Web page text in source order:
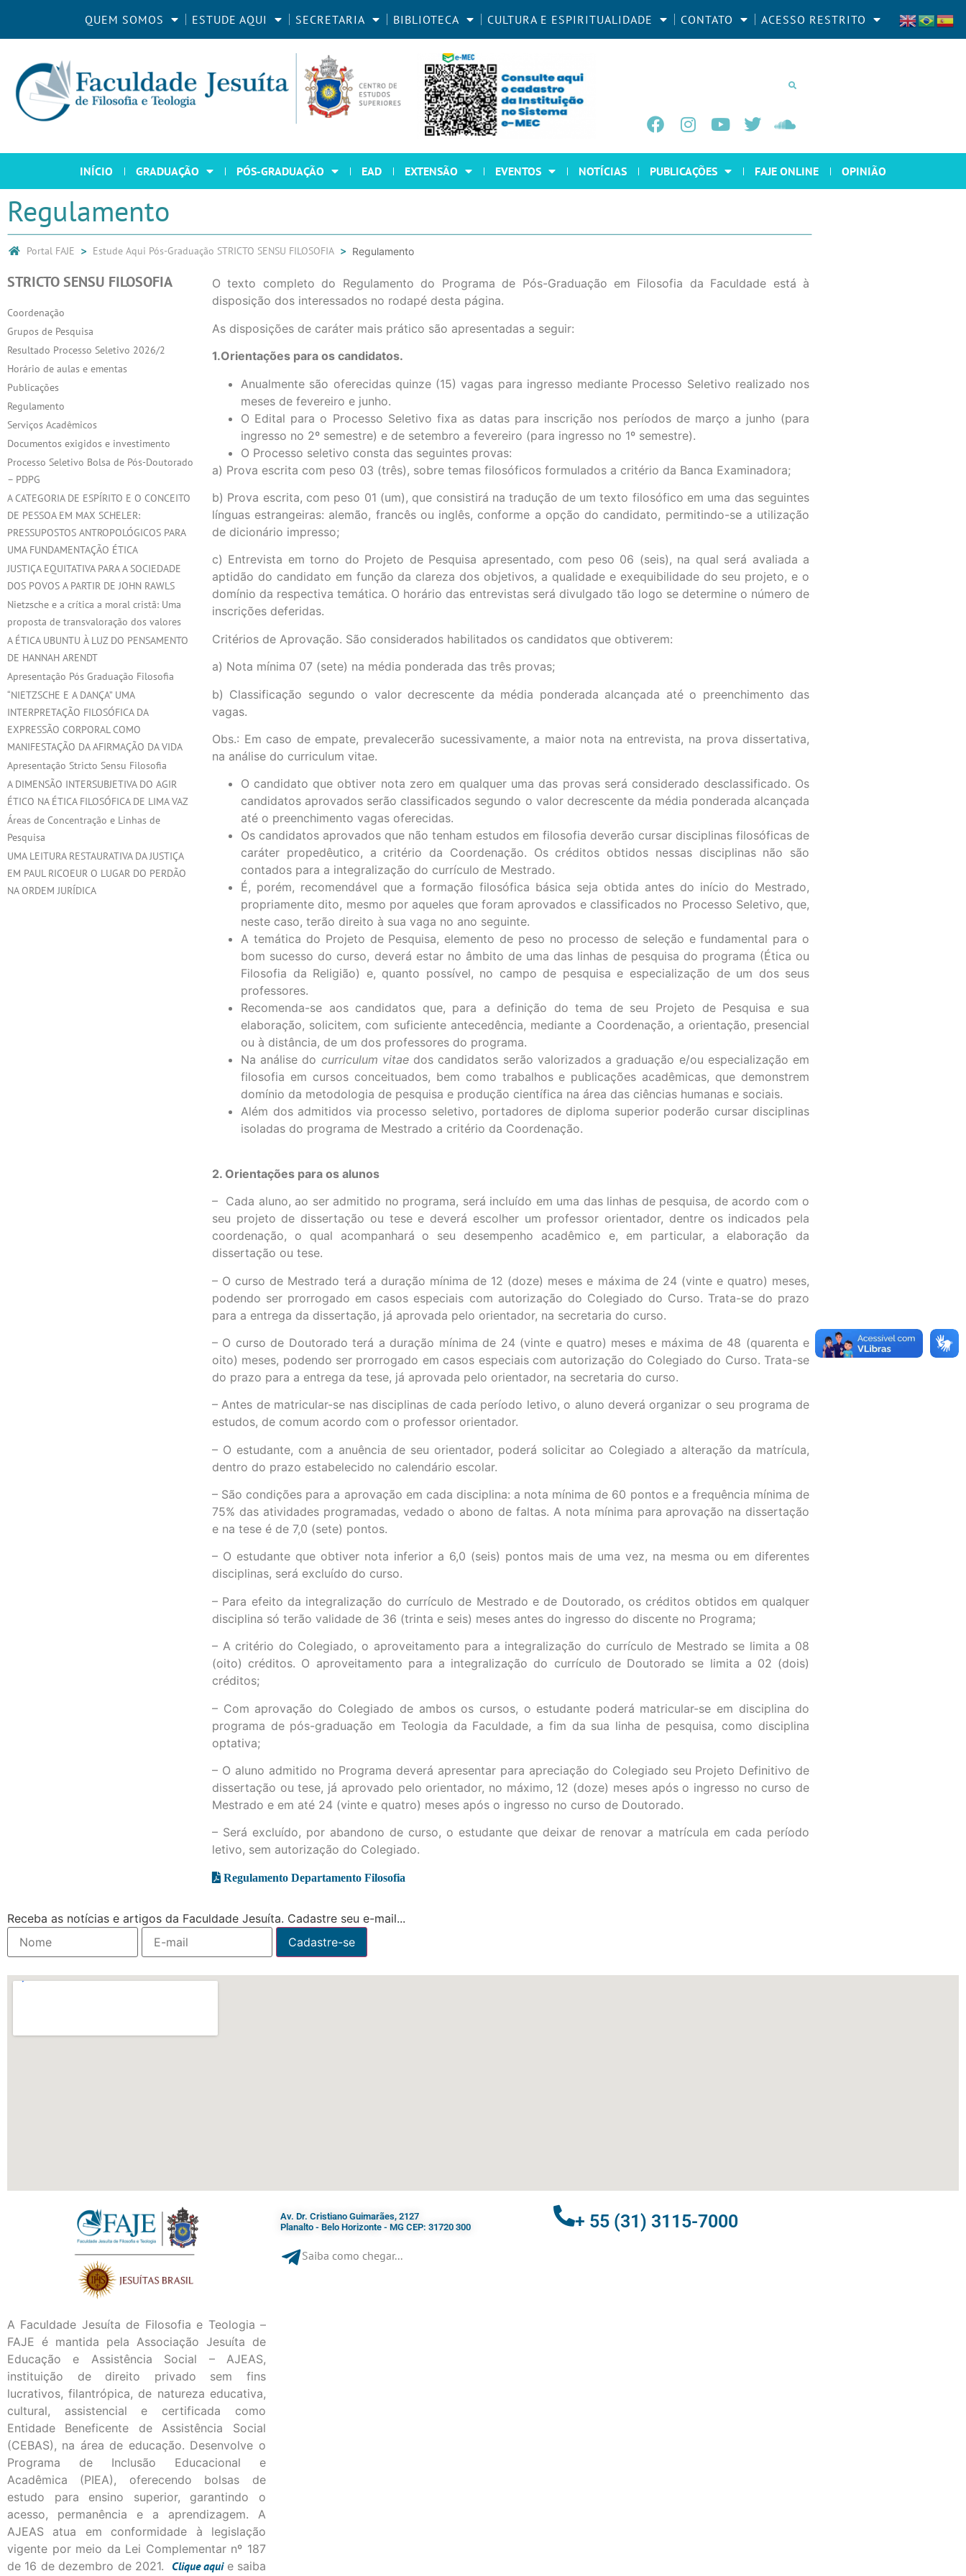
QUEM SOMOS ESTUDE AQUI SECRETARIA BIBLIOTECA CULTURA E ESPIRITUALIDADE CONTATO ACESSO RESTRITO
INÍCIO GRADUAÇÃO PÓS-GRADUAÇÃO EAD EXTENSÃO EVENTOS NOTÍCIAS PUBLICAÇÕES FAJE ONLINE OPINIÃO
Regulamento
Portal FAJE Estude Aqui Pós-Graduação STRICTO SENSU FILOSOFIA Regulamento
STRICTO SENSU FILOSOFIA
Coordenação
Grupos de Pesquisa
Resultado Processo Seletivo 2026/2
Horário de aulas e ementas
Publicações
Regulamento
Serviços Acadêmicos
Documentos exigidos e investimento
Processo Seletivo Bolsa de Pós-Doutorado
– PDPG
A CATEGORIA DE ESPÍRITO E O CONCEITO
DE PESSOA EM MAX SCHELER:
PRESSUPOSTOS ANTROPOLÓGICOS PARA
UMA FUNDAMENTAÇÃO ÉTICA
JUSTIÇA EQUITATIVA PARA A SOCIEDADE
DOS POVOS A PARTIR DE JOHN RAWLS
Nietzsche e a crítica a moral cristã: Uma
proposta de transvaloração dos valores
A ÉTICA UBUNTU À LUZ DO PENSAMENTO
DE HANNAH ARENDT
Apresentação Pós Graduação Filosofia
“NIETZSCHE E A DANÇA” UMA
INTERPRETAÇÃO FILOSÓFICA DA
EXPRESSÃO CORPORAL COMO
MANIFESTAÇÃO DA AFIRMAÇÃO DA VIDA
Apresentação Stricto Sensu Filosofia
A DIMENSÃO INTERSUBJETIVA DO AGIR
ÉTICO NA ÉTICA FILOSÓFICA DE LIMA VAZ
Áreas de Concentração e Linhas de
Pesquisa
UMA LEITURA RESTAURATIVA DA JUSTIÇA
EM PAUL RICOEUR O LUGAR DO PERDÃO
NA ORDEM JURÍDICA
O texto completo do Regulamento do Programa de Pós-Graduação em Filosofia da Faculdade está à
disposição dos interessados no rodapé desta página.
As disposições de caráter mais prático são apresentadas a seguir:
1.Orientações para os candidatos.
Anualmente são oferecidas quinze (15) vagas para ingresso mediante Processo Seletivo realizado nos
meses de fevereiro e junho.
O Edital para o Processo Seletivo fixa as datas para inscrição nos períodos de março a junho (para
ingresso no 2º semestre) e de setembro a fevereiro (para ingresso no 1º semestre).
O Processo seletivo consta das seguintes provas:
a) Prova escrita com peso 03 (três), sobre temas filosóficos formulados a critério da Banca Examinadora;
b) Prova escrita, com peso 01 (um), que consistirá na tradução de um texto filosófico em uma das seguintes
línguas estrangeiras: alemão, francês ou inglês, conforme a opção do candidato, permitindo-se a utilização
de dicionário impresso;
c) Entrevista em torno do Projeto de Pesquisa apresentado, com peso 06 (seis), na qual será avaliada a
aptidão do candidato em função da clareza dos objetivos, a qualidade e exequibilidade do seu projeto, e o
domínio da respectiva temática. O horário das entrevistas será divulgado tão logo se determine o número de
inscrições deferidas.
Critérios de Aprovação. São considerados habilitados os candidatos que obtiverem:
a) Nota mínima 07 (sete) na média ponderada das três provas;
b) Classificação segundo o valor decrescente da média ponderada alcançada até o preenchimento das
vagas.
Obs.: Em caso de empate, prevalecerão sucessivamente, a maior nota na entrevista, na prova dissertativa,
na análise do curriculum vitae.
O candidato que obtiver nota zero em qualquer uma das provas será considerado desclassificado. Os
candidatos aprovados serão classificados segundo o valor decrescente da média ponderada alcançada
até o preenchimento vagas oferecidas.
Os candidatos aprovados que não tenham estudos em filosofia deverão cursar disciplinas filosóficas de
caráter propedêutico, a critério da Coordenação. Os créditos obtidos nessas disciplinas não são
contados para a integralização do currículo de Mestrado.
É, porém, recomendável que a formação filosófica básica seja obtida antes do início do Mestrado,
propriamente dito, mesmo por aqueles que foram aprovados e classificados no Processo Seletivo, que,
neste caso, terão direito à sua vaga no ano seguinte.
A temática do Projeto de Pesquisa, elemento de peso no processo de seleção e fundamental para o
bom sucesso do curso, deverá estar no âmbito de uma das linhas de pesquisa do programa (Ética ou
Filosofia da Religião) e, quanto possível, no campo de pesquisa e especialização de um dos seus
professores.
Recomenda-se aos candidatos que, para a definição do tema de seu Projeto de Pesquisa e sua
elaboração, solicitem, com suficiente antecedência, mediante a Coordenação, a orientação, presencial
ou à distância, de um dos professores do programa.
Na análise do curriculum vitaedos candidatos serão valorizados a graduação e/ou especialização em
filosofia em cursos conceituados, bem como trabalhos e publicações acadêmicas, que demonstrem
domínio da metodologia de pesquisa e produção científica na área das ciências humanas e sociais.
Além dos admitidos via processo seletivo, portadores de diploma superior poderão cursar disciplinas
isoladas do programa de Mestrado a critério da Coordenação.
2. Orientações para os alunos
– Cada aluno, ao ser admitido no programa, será incluído em uma das linhas de pesquisa, de acordo com o
seu projeto de dissertação ou tese e deverá escolher um professor orientador, dentre os indicados pela
coordenação, o qual acompanhará o seu desempenho acadêmico e, em particular, a elaboração da
dissertação ou tese.
– O curso de Mestrado terá a duração mínima de 12 (doze) meses e máxima de 24 (vinte e quatro) meses,
podendo ser prorrogado em casos especiais com autorização do Colegiado do Curso. Trata-se do prazo
para a entrega da dissertação, já aprovada pelo orientador, na secretaria do curso.
– O curso de Doutorado terá a duração mínima de 24 (vinte e quatro) meses e máxima de 48 (quarenta e
oito) meses, podendo ser prorrogado em casos especiais com autorização do Colegiado do Curso. Trata-se
do prazo para a entrega da tese, já aprovada pelo orientador, na secretaria do curso.
– Antes de matricular-se nas disciplinas de cada período letivo, o aluno deverá organizar o seu programa de
estudos, de comum acordo com o professor orientador.
– O estudante, com a anuência de seu orientador, poderá solicitar ao Colegiado a alteração da matrícula,
dentro do prazo estabelecido no calendário escolar.
– São condições para a aprovação em cada disciplina: a nota mínima de 60 pontos e a frequência mínima de
75% das atividades programadas, vedado o abono de faltas. A nota mínima para aprovação na dissertação
e na tese é de 7,0 (sete) pontos.
– O estudante que obtiver nota inferior a 6,0 (seis) pontos mais de uma vez, na mesma ou em diferentes
disciplinas, será excluído do curso.
– Para efeito da integralização do currículo de Mestrado e de Doutorado, os créditos obtidos em qualquer
disciplina só terão validade de 36 (trinta e seis) meses antes do ingresso do discente no Programa;
– A critério do Colegiado, o aproveitamento para a integralização do currículo de Mestrado se limita a 08
(oito) créditos. O aproveitamento para a integralização do currículo de Doutorado se limita a 02 (dois)
créditos;
– Com aprovação do Colegiado de ambos os cursos, o estudante poderá matricular-se em disciplina do
programa de pós-graduação em Teologia da Faculdade, a fim da sua linha de pesquisa, como disciplina
optativa;
– O aluno admitido no Programa deverá apresentar para apreciação do Colegiado seu Projeto Definitivo de
dissertação ou tese, já aprovado pelo orientador, no máximo, 12 (doze) meses após o ingresso no curso de
Mestrado e em até 24 (vinte e quatro) meses após o ingresso no curso de Doutorado.
– Será excluído, por abandono de curso, o estudante que deixar de renovar a matrícula em cada período
letivo, sem autorização do Colegiado.
Regulamento Departamento Filosofia
Receba as notícias e artigos da Faculdade Jesuíta. Cadastre seu e-mail...
A Faculdade Jesuíta de Filosofia e Teologia –
FAJE é mantida pela Associação Jesuíta de
Educação e Assistência Social – AJEAS,
instituição de direito privado sem fins
lucrativos, filantrópica, de natureza educativa,
cultural, assistencial e certificada como
Entidade Beneficente de Assistência Social
(CEBAS), na área de educação. Desenvolve o
Programa de Inclusão Educacional e
Acadêmica (PIEA), oferecendo bolsas de
estudo para ensino superior, garantindo o
acesso, permanência e a aprendizagem. A
AJEAS atua em conformidade à legislação
vigente por meio da Lei Complementar nº 187
de 16 de dezembro de 2021. Cliqueaqui e saiba
Av. Dr. Cristiano Guimarães, 2127
Planalto - Belo Horizonte - MG CEP: 31720 300
Saiba como chegar...
+ 55 (31) 3115-7000​